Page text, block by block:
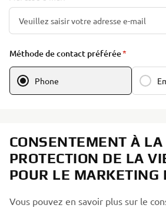
Méthode de contact préférée
Phone
CONSENTEMENT À LA
PROTECTION DE LA
POUR LE MARKETING
Vous pouvez en savoir plus sur le